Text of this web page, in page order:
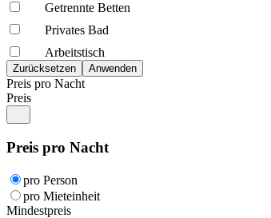
Getrennte Betten
Privates Bad
Arbeitstisch
Preis pro Nacht
Preis
Preis pro Nacht
pro Person
pro Mieteinheit
Mindestpreis